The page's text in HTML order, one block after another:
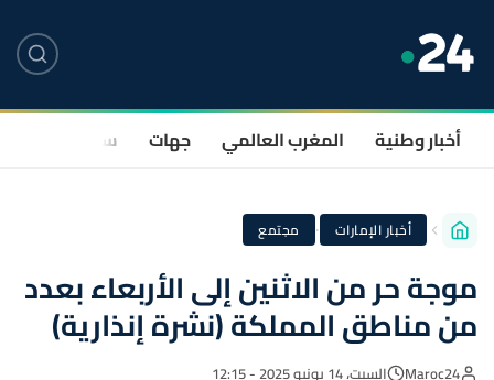
أخبار وطنية المغرب العالمي جهات سياسة
أخبار الإمارات · مجتمع
موجة حر من الاثنين إلى الأربعاء بعدد
من مناطق المملكة (نشرة إنذارية)
Maroc24 السبت، 14 يونيو 2025 - 12:15